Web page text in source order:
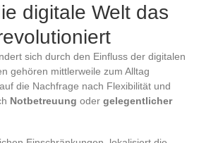
digitale Welt das
sich durch den Einfluss der digitalen
gehören mittlerweile zum Alltag
die Nachfrage nach Flexibilität und
Notbetreuung oder gelegentlicher